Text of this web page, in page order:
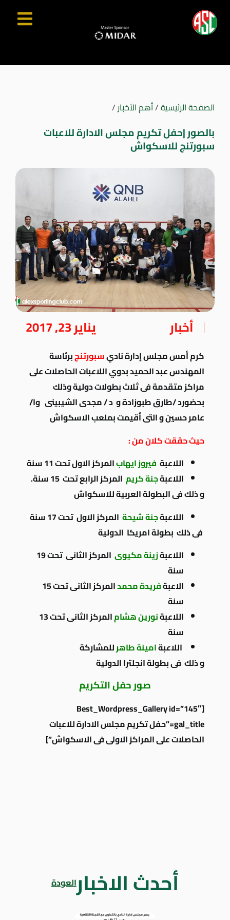
الصفحة الرئيسية/أهم الأخبار/
بالصور |حفل تكريم مجلس الادارة للاعبات
سبورتنج للاسكواش
أخبار يناير 23, 2017
كرم أمس مجلس إدارة ناديسبورتنجبرئاسة
المهندس عبد الحميد بدوي اللاعبات الحاصلات على
مراكز متقدمة فى ثلاث بطولات دولية وذلك
بحضورد /طارق طبوزادة و د / مجدى الشيبينى وا/
عامر حسين و التى أقيمت بملعب الاسكواش
حيث حققت كلان من :
اللاعبة فيروز ايهابالمركز الاول تحت 11 سنة
اللاعبةجنة كريم المركز الرابع تحت 15 سنة.
و ذلك فى البطولة العربية للاسكواش
اللاعبةجنة شيحة المركز الاول تحت 17 سنة
فى ذلك بطولة امريكا الدولية
اللاعبةزينة مكيوى
المركز الثانى تحت 19
سنة
الاعبةفريدة محمد
المركز الثانى تحت 15
سنة
اللاعبةنورين هشام
المركز الثانى تحت 13
سنة
اللاعبةامينة طاهرللمشاركة
و ذلك فى بطولة انجلترا الدولية
صور حفل التكريم
[Best_Wordpress_Gallery id=”145″
gal_title=”حفل تكريم مجلس الادارة للاعبات
الحاصلات على المراكز الاولى فى الاسكواش”]
أحدث الاخبارالعودة